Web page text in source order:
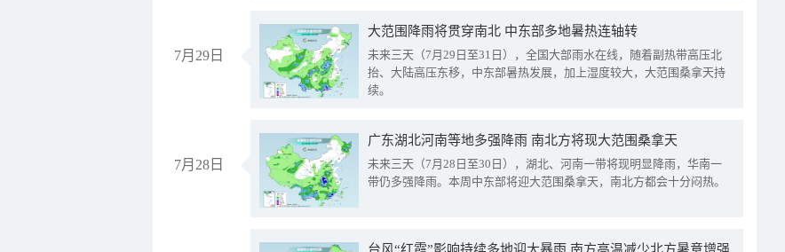
7月29日
大范围降雨将贯穿南北 中东部多地暑热连轴转
未来三天（7月29日至31日），全国大部雨水在线，随着副热带高压北
抬、大陆高压东移，中东部暑热发展，加上湿度较大，大范围桑拿天持
续。
7月28日
广东湖北河南等地多强降雨 南北方将现大范围桑拿天
未来三天（7月28日至30日），湖北、河南一带将现明显降雨，华南一
带仍多强降雨。本周中东部将迎大范围桑拿天，南北方都会十分闷热。